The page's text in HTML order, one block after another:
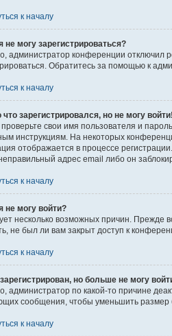
к началу
не могу зарегистрироваться?
администратор конференции отключил
Обратитесь за помощью к
к началу
что зарегистрировался, но не могу войти!
свои имя пользователя и
инструкциям. На некоторых
отображается в процессе
адрес email либо он
к началу
не могу войти?
несколько возможных причин. Прежде
не был ли вам закрыт доступ к
к началу
но больше не могу
администратор по какой-то причине
сообщения, чтобы уменьшить размер
к началу